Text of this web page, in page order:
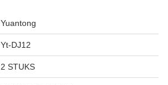
Yuantong
Yt-DJ12
2 STUKS